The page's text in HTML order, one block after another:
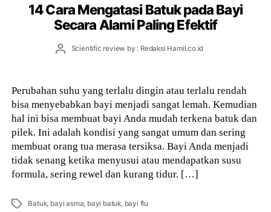
14 Cara Mengatasi Batuk pada Bayi
Secara Alami Paling Efektif
PostScientific review by : Redaksi Hamil.co.id
Perubahan suhu yang terlalu dingin atau terlalu rendah
bisa menyebabkan bayi menjadi sangat lemah. Kemudian
hal ini bisa membuat bayi Anda mudah terkena batuk dan
pilek. Ini adalah kondisi yang sangat umum dan sering
membuat orang tua merasa tersiksa. Bayi Anda menjadi
tidak senang ketika menyusui atau mendapatkan susu
formula, sering rewel dan kurang tidur. […]
Tags Batuk, bayi asma, bayi batuk, bayi flu